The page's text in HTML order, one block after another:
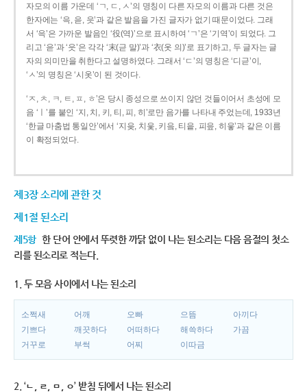
자모의 이름 가운데 ‘ㄱ, ㄷ, ㅅ’의 명칭이 다른 자모의 이름과 다른 것은
한자에는 ‘윽, 읃, 읏’과 같은 발음을 가진 글자가 없기 때문이었다. 그래
서 ‘윽’은 가까운 발음인 ‘役(역)’으로 표시하여 ‘ㄱ’은 ‘기역’이 되었다. 그
리고 ‘읃’과 ‘읏’은 각각 ‘末(귿 말)’과 ‘衣(옷 의)’로 표기하고, 두 글자는 글
자의 의미만을 취한다고 설명하였다. 그래서 ‘ㄷ’의 명칭은 ‘디귿’이,
‘ㅅ’의 명칭은 ‘시옷’이 된 것이다.
‘ㅈ, ㅊ, ㅋ, ㅌ, ㅍ, ㅎ’은 당시 종성으로 쓰이지 않던 것들이어서 초성에 모
음 ‘ㅣ’를 붙인 ‘지, 치, 키, 티, 피, 히’로만 음가를 나타내 주었는데, 1933년
‘한글 마춤법 통일안’에서 ‘지읒, 치읓, 키읔, 티읕, 피읖, 히읗’과 같은 이름
이 확정되었다.
제3장 소리에 관한 것
제1절 된소리
제5항 한 단어 안에서 뚜렷한 까닭 없이 나는 된소리는 다음 음절의 첫소
리를 된소리로 적는다.
1. 두 모음 사이에서 나는 된소리
소쩍새 어깨 오빠 으뜸
아끼다
기쁘다
깨끗하다 어떠하다 해쓱하다
가끔
거꾸로
부썩 어찌 이따금
2. ‘ㄴ, ㄹ, ㅁ, ㅇ’ 받침 뒤에서 나는 된소리